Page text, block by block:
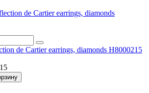
de Cartier earrings, diamonds H8000215